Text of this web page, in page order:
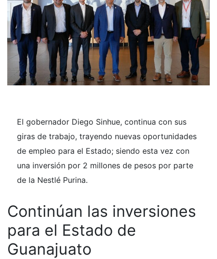
El gobernador Diego Sinhue, continua con sus
giras de trabajo, trayendo nuevas oportunidades
de empleo para el Estado; siendo esta vez con
una inversión por 2 millones de pesos por parte
de la Nestlé Purina.
Continúan las inversiones
para el Estado de
Guanajuato